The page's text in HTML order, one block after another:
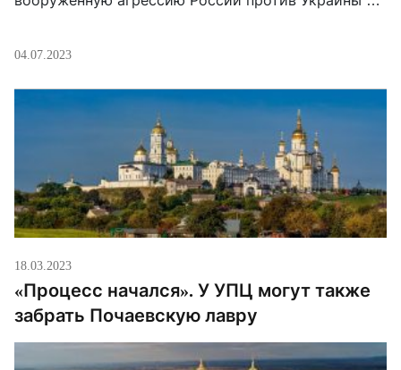
восхвалял высшее руководство России и
признал его виновным по двум статьям Уголовного
кодекса Украины:
ч. 3 ст. 436-2 (оправдание,
признание правомерной, отрицание вооруженной
агрессии РФ против Украины, глорификация ее
участников); […]
04.07.2023
18.03.2023
«Процесс начался». У УПЦ могут также
забрать Почаевскую лавру